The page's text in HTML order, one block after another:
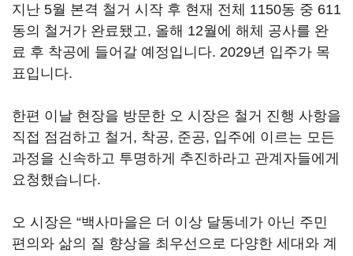
지난 5월 본격 철거 시작 후 현재 전체 1150동 중 611
동의 철거가 완료됐고, 올해 12월에 해체 공사를 완
료 후 착공에 들어갈 예정입니다. 2029년 입주가 목
표입니다.
한편 이날 현장을 방문한 오 시장은 철거 진행 사항을
직접 점검하고 철거, 착공, 준공, 입주에 이르는 모든
과정을 신속하고 투명하게 추진하라고 관계자들에게
요청했습니다.
오 시장은 “백사마을은 더 이상 달동네가 아닌 주민
편의와 삶의 질 향상을 최우선으로 다양한 세대와 계